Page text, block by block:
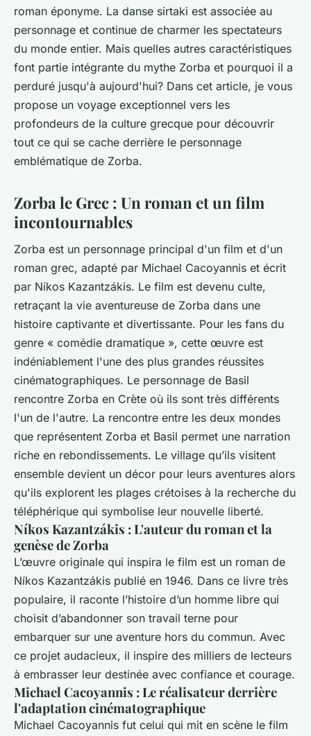
roman éponyme. La danse sirtaki est associée au
personnage et continue de charmer les spectateurs
du monde entier. Mais quelles autres caractéristiques
font partie intégrante du mythe Zorba et pourquoi il a
perduré jusqu'à aujourd'hui? Dans cet article, je vous
propose un voyage exceptionnel vers les
profondeurs de la culture grecque pour découvrir
tout ce qui se cache derrière le personnage
emblématique de Zorba.
Zorba le Grec : Un roman et un film
incontournables
Zorba est un personnage principal d'un film et d'un
roman grec, adapté par Michael Cacoyannis et écrit
par Níkos Kazantzákis. Le film est devenu culte,
retraçant la vie aventureuse de Zorba dans une
histoire captivante et divertissante. Pour les fans du
genre « comédie dramatique », cette œuvre est
indéniablement l'une des plus grandes réussites
cinématographiques. Le personnage de Basil
rencontre Zorba en Crète où ils sont très différents
l'un de l'autre. La rencontre entre les deux mondes
que représentent Zorba et Basil permet une narration
riche en rebondissements. Le village qu’ils visitent
ensemble devient un décor pour leurs aventures alors
qu'ils explorent les plages crétoises à la recherche du
téléphérique qui symbolise leur nouvelle liberté.
Níkos Kazantzákis : L'auteur du roman et la
genèse de Zorba
L’œuvre originale qui inspira le film est un roman de
Níkos Kazantzákis publié en 1946. Dans ce livre très
populaire, il raconte l’histoire d’un homme libre qui
choisit d’abandonner son travail terne pour
embarquer sur une aventure hors du commun. Avec
ce projet audacieux, il inspire des milliers de lecteurs
à embrasser leur destinée avec confiance et courage.
Michael Cacoyannis : Le réalisateur derrière
l'adaptation cinématographique
Michael Cacoyannis fut celui qui mit en scène le film